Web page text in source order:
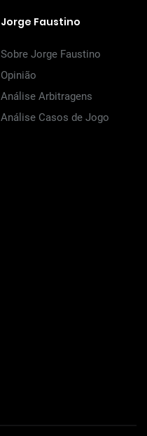
Jorge Faustino
Sobre Jorge Faustino
Opinião
Análise Arbitragens
Análise Casos de Jogo